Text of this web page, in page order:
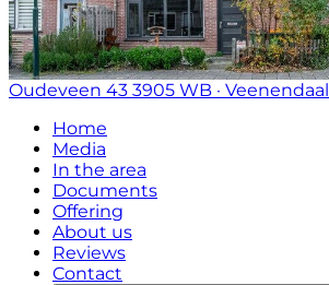
Oudeveen 43 3905 WB · Veenendaal
Home
Media
In the area
Documents
Offering
About us
Reviews
Contact